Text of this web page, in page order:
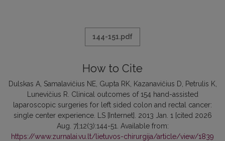
144-151.pdf
How to Cite
Dulskas A, Samalavičius NE, Gupta RK, Kazanavičius D, Petrulis K,
Lunevičius R. Clinical outcomes of 154 hand-assisted
laparoscopic surgeries for left sided colon and rectal cancer:
single center experience. LS [Internet]. 2013 Jan. 1 [cited 2026
Aug. 7];12(3):144-51. Available from:
https://www.zurnalai.vu.lt/lietuvos-chirurgija/article/view/1839